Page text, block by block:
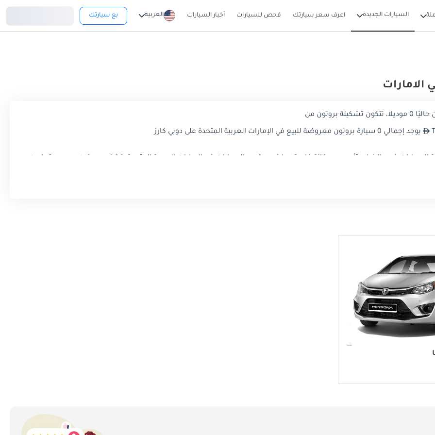
السيارات الجديدة اعرف سعر سيارتك فحص للسيارات أخبار السيارات العربية بع سيارتك
الامارات
من
يوجد إجمالي 0 سيارة بروتون معروضة للبيع في الإمارات العربية المتحدة على دوبي كارز
السيارات في ماليزيا ، بتأسيس مكانة خاصة بها في مشهد السيارات في الإمارات العربية المتحدة. تشتهر بروتون بمجموعتها من
سيارات بروتون في الإمارات العربية المتحدة ، ونسلط الضوء على الميزات والفوائد التي تجعلها الخيار المفضل في هذا السوق النابض